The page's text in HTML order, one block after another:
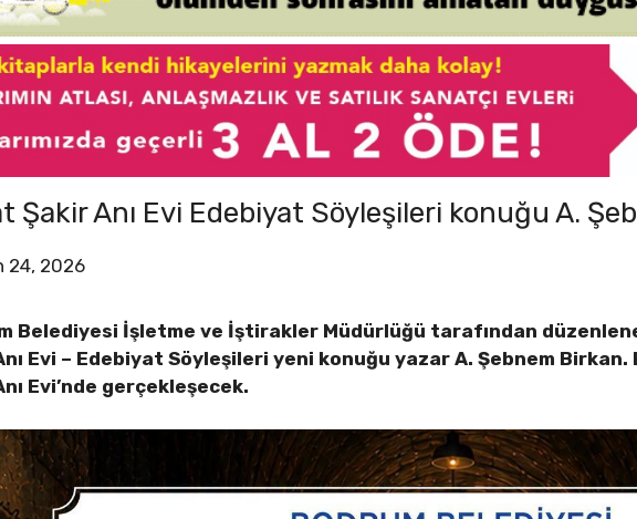
Şakir Anı Evi Edebiyat Söyleşileri konuğu A.
24, 2026
Belediyesi İşletme ve İştirakler Müdürlüğü tarafından
Evi – Edebiyat Söyleşileri yeni konuğu yazar A. Şebnem
Evi’nde gerçekleşecek.